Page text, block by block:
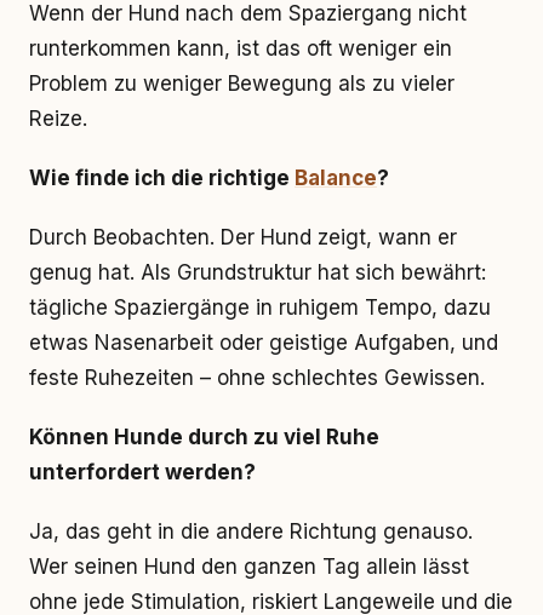
Wenn der Hund nach dem Spaziergang nicht
runterkommen kann, ist das oft weniger ein
Problem zu weniger Bewegung als zu vieler
Reize.
Wie finde ich die richtige Balance?
Durch Beobachten. Der Hund zeigt, wann er
genug hat. Als Grundstruktur hat sich bewährt:
tägliche Spaziergänge in ruhigem Tempo, dazu
etwas Nasenarbeit oder geistige Aufgaben, und
feste Ruhezeiten – ohne schlechtes Gewissen.
Können Hunde durch zu viel Ruhe
unterfordert werden?
Ja, das geht in die andere Richtung genauso.
Wer seinen Hund den ganzen Tag allein lässt
ohne jede Stimulation, riskiert Langeweile und die